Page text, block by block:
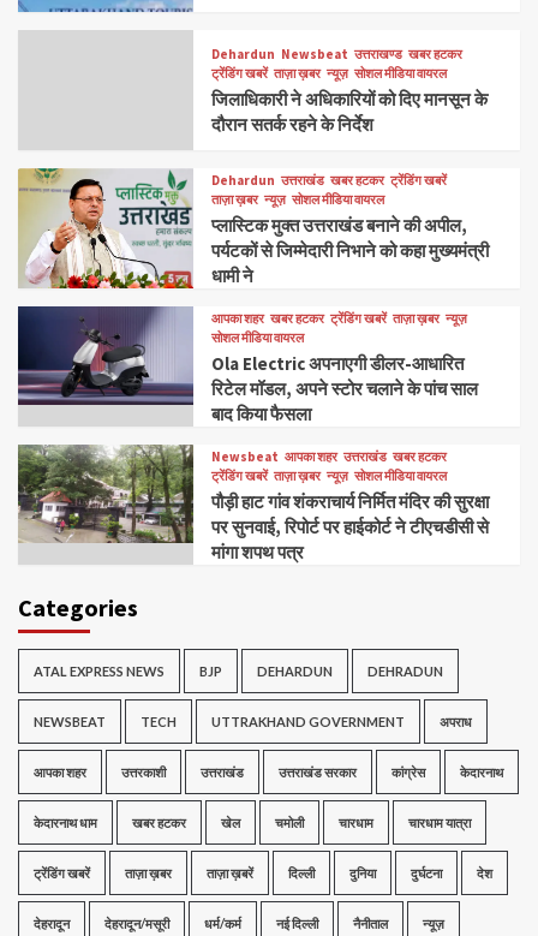
Dehardun Newsbeat उत्तराखण्ड खबर हटकर
ट्रेंडिंग खबरें ताज़ा ख़बर न्यूज़ सोशल मीडिया वायरल
जिलाधिकारी ने अधिकारियों को दिए मानसून के
दौरान सतर्क रहने के निर्देश
Dehardun उत्तराखंड खबर हटकर ट्रेंडिंग खबरें
ताज़ा ख़बर न्यूज़ सोशल मीडिया वायरल
प्लास्टिक मुक्त उत्तराखंड बनाने की अपील,
पर्यटकों से जिम्मेदारी निभाने को कहा मुख्यमंत्री
धामी ने
आपका शहर खबर हटकर ट्रेंडिंग खबरें ताज़ा ख़बर न्यूज़
सोशल मीडिया वायरल
Ola Electric अपनाएगी डीलर-आधारित
रिटेल मॉडल, अपने स्टोर चलाने के पांच साल
बाद किया फैसला
Newsbeat आपका शहर उत्तराखंड खबर हटकर
ट्रेंडिंग खबरें ताज़ा ख़बर न्यूज़ सोशल मीडिया वायरल
पौड़ी हाट गांव शंकराचार्य निर्मित मंदिर की सुरक्षा
पर सुनवाई, रिपोर्ट पर हाईकोर्ट ने टीएचडीसी से
मांगा शपथ पत्र
Categories
ATAL EXPRESS NEWS BJP DEHARDUN DEHRADUN
NEWSBEAT TECH UTTRAKHAND GOVERNMENT अपराध
आपका शहर उत्तरकाशी उत्तराखंड उत्तराखंड सरकार कांग्रेस केदारनाथ
केदारनाथ धाम खबर हटकर खेल चमोली चारधाम चारधाम यात्रा
ट्रेंडिंग खबरें ताज़ा ख़बर ताज़ा ख़बरें दिल्ली दुनिया दुर्घटना देश
देहरादून देहरादून/मसूरी धर्म/कर्म नई दिल्ली नैनीताल न्यूज़